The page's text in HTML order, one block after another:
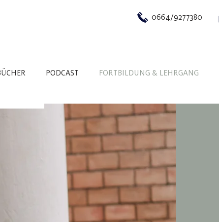
0664/9277380
PODCAST FORTBILDUNG & LEHRGANG